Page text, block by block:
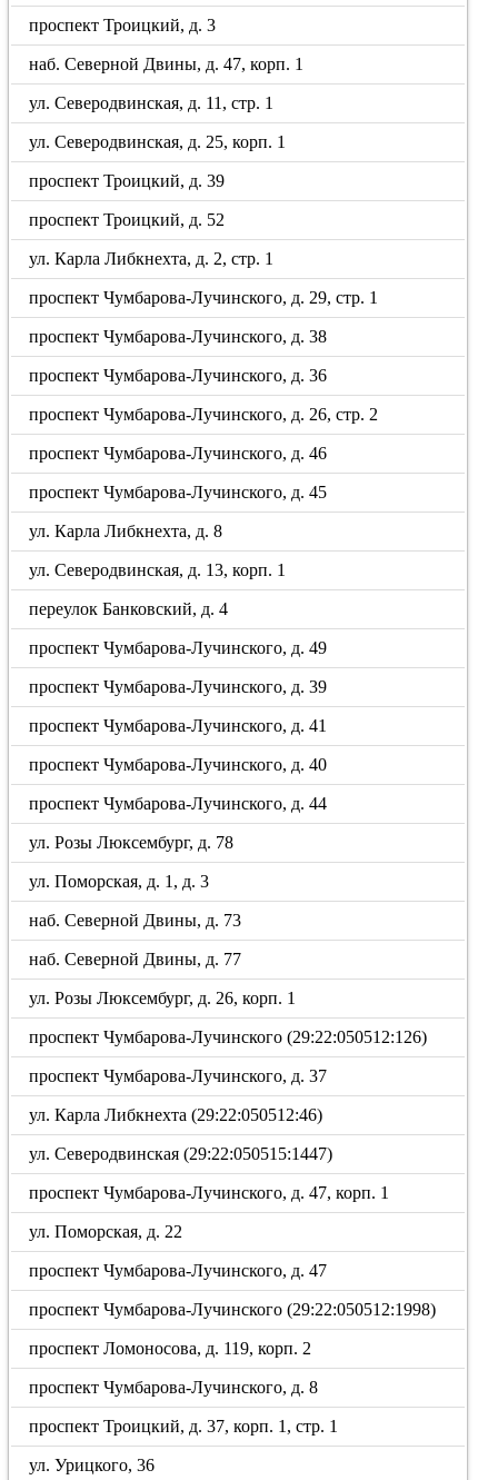
проспект Троицкий, д. 3
наб. Северной Двины, д. 47, корп. 1
ул. Северодвинская, д. 11, стр. 1
ул. Северодвинская, д. 25, корп. 1
проспект Троицкий, д. 39
проспект Троицкий, д. 52
ул. Карла Либкнехта, д. 2, стр. 1
проспект Чумбарова-Лучинского, д. 29, стр. 1
проспект Чумбарова-Лучинского, д. 38
проспект Чумбарова-Лучинского, д. 36
проспект Чумбарова-Лучинского, д. 26, стр. 2
проспект Чумбарова-Лучинского, д. 46
проспект Чумбарова-Лучинского, д. 45
ул. Карла Либкнехта, д. 8
ул. Северодвинская, д. 13, корп. 1
переулок Банковский, д. 4
проспект Чумбарова-Лучинского, д. 49
проспект Чумбарова-Лучинского, д. 39
проспект Чумбарова-Лучинского, д. 41
проспект Чумбарова-Лучинского, д. 40
проспект Чумбарова-Лучинского, д. 44
ул. Розы Люксембург, д. 78
ул. Поморская, д. 1, д. 3
наб. Северной Двины, д. 73
наб. Северной Двины, д. 77
ул. Розы Люксембург, д. 26, корп. 1
проспект Чумбарова-Лучинского (29:22:050512:126)
проспект Чумбарова-Лучинского, д. 37
ул. Карла Либкнехта (29:22:050512:46)
ул. Северодвинская (29:22:050515:1447)
проспект Чумбарова-Лучинского, д. 47, корп. 1
ул. Поморская, д. 22
проспект Чумбарова-Лучинского, д. 47
проспект Чумбарова-Лучинского (29:22:050512:1998)
проспект Ломоносова, д. 119, корп. 2
проспект Чумбарова-Лучинского, д. 8
проспект Троицкий, д. 37, корп. 1, стр. 1
ул. Урицкого, 36